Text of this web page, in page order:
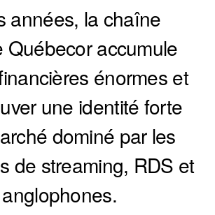
années, la chaîne
Québecor accumule
énormes et
une identité forte
dominé par les
de streaming, RDS et